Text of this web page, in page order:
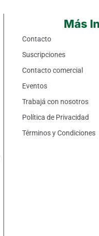
Más
Contacto
Suscripciones
Contacto comercial
Eventos
Trabajá con nosotros
Política de Privacidad
Términos y Condiciones